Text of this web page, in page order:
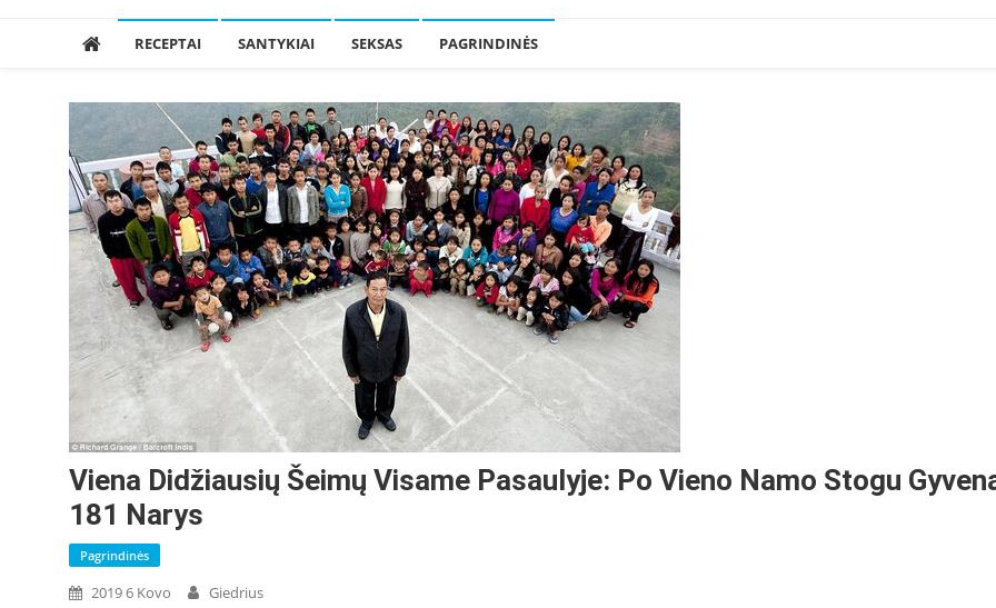
RECEPTAI SANTYKIAI SEKSAS PAGRINDINĖS
Viena Didžiausių Šeimų Visame Pasaulyje: Po Vieno Namo Stogu
181 Narys
Pagrindinės
2019 6 Kovo Giedrius